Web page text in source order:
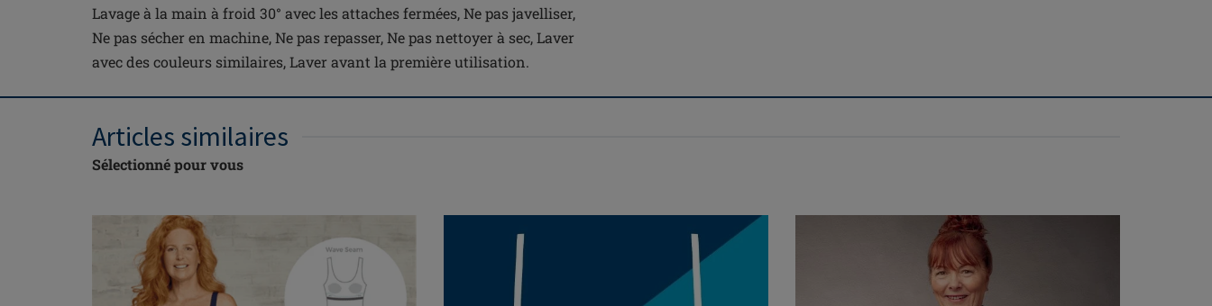
Lavage à la main à froid 30° avec les attaches fermées, Ne pas javelliser,
Ne pas sécher en machine, Ne pas repasser, Ne pas nettoyer à sec, Laver
avec des couleurs similaires, Laver avant la première utilisation.
Articles similaires
Sélectionné pour vous